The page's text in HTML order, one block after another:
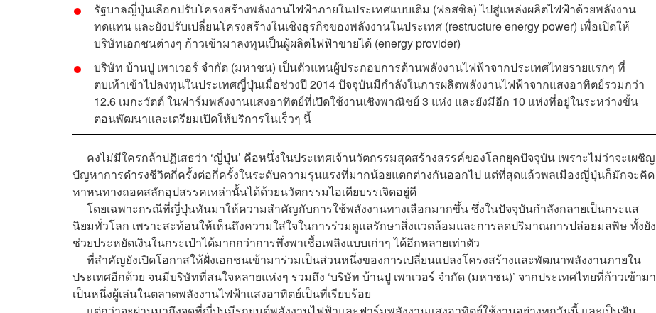
รัฐบาลญี่ปุ่นเลือกปรับโครงสร้างพลังงานไฟฟ้าภายในประเทศแบบเดิม (ฟอสซิล) ไปสู่แหล่งผลิตไฟฟ้าด้วยพลังงาน
ทดแทน และยังปรับเปลี่ยนโครงสร้างในเชิงธุรกิจของพลังงานในประเทศ (restructure energy power) เพื่อเปิดให้
บริษัทเอกชนต่างๆ ก้าวเข้ามาลงทุนเป็นผู้ผลิตไฟฟ้าขายได้ (energy provider)
บริษัท บ้านปู เพาเวอร์ จำกัด (มหาชน) เป็นตัวแทนผู้ประกอบการด้านพลังงานไฟฟ้าจากประเทศไทยรายแรกๆ ที่
ตบเท้าเข้าไปลงทุนในประเทศญี่ปุ่นเมื่อช่วงปี 2014 ปัจจุบันมีกำลังในการผลิตพลังงานไฟฟ้าจากแสงอาทิตย์รวมกว่า
12.6 เมกะวัตต์ ในฟาร์มพลังงานแสงอาทิตย์ที่เปิดใช้งานเชิงพาณิชย์ 3 แห่ง และยังมีอีก 10 แห่งที่อยู่ในระหว่างขั้น
ตอนพัฒนาและเตรียมเปิดให้บริการในเร็วๆ นี้
คงไม่มีใครกล้าปฏิเสธว่า ‘ญี่ปุ่น’ คือหนึ่งในประเทศเจ้านวัตกรรมสุดสร้างสรรค์ของโลกยุคปัจจุบัน เพราะไม่ว่าจะเผชิญ
ปัญหาการดำรงชีวิตกี่ครั้งต่อกี่ครั้งในระดับความรุนแรงที่มากน้อยแตกต่างกันออกไป แต่ที่สุดแล้วพลเมืองญี่ปุ่นก็มักจะคิด
หาหนทางถอดสลักอุปสรรคเหล่านั้นได้ด้วยนวัตกรรมไอเดียบรรเจิดอยู่ดี
โดยเฉพาะกรณีที่ญี่ปุ่นหันมาให้ความสำคัญกับการใช้พลังงานทางเลือกมากขึ้น ซึ่งในปัจจุบันกำลังกลายเป็นกระแส
นิยมทั่วโลก เพราะสะท้อนให้เห็นถึงความใส่ใจในการร่วมดูแลรักษาสิ่งแวดล้อมและการลดปริมาณการปล่อยมลพิษ ทั้งยัง
ช่วยประหยัดเงินในกระเป๋าได้มากกว่าการพึ่งพาเชื้อเพลิงแบบเก่าๆ ได้อีกหลายเท่าตัว
ที่สำคัญยังเปิดโอกาสให้ฝั่งเอกชนเข้ามาร่วมเป็นส่วนหนึ่งของการเปลี่ยนแปลงโครงสร้างและพัฒนาพลังงานภายใน
ประเทศอีกด้วย จนมีบริษัทที่สนใจหลายแห่งๆ รวมถึง ‘บริษัท บ้านปู เพาเวอร์ จำกัด (มหาชน)’ จากประเทศไทยที่ก้าวเข้ามา
เป็นหนึ่งผู้เล่นในตลาดพลังงานไฟฟ้าแสงอาทิตย์เป็นที่เรียบร้อย